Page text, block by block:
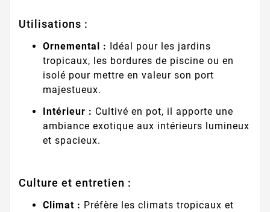
Utilisations :
Ornemental :
Idéal pour les jardins
tropicaux, les bordures de piscine ou en
isolé pour mettre en valeur son port
majestueux.
Intérieur : Cultivé en pot, il apporte une
ambiance exotique aux intérieurs lumineux
et spacieux.
Culture et entretien :
Climat : Préfère les climats tropicaux et